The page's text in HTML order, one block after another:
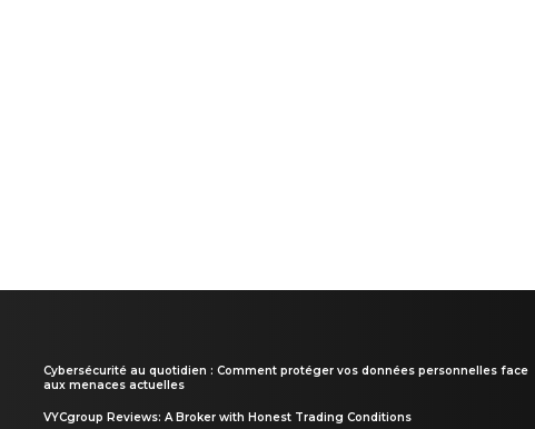
Cybersécurité au quotidien : Comment protéger vos données personnelles face
aux menaces actuelles
VYCgroup Reviews: A Broker with Honest Trading Conditions